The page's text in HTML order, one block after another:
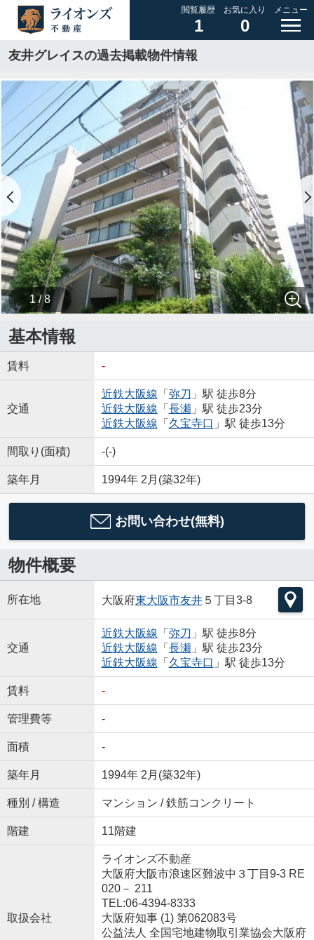
閲覧履歴
1
お気に入り
0
メニュー
友井グレイスの過去掲載物件情報
1 / 8
基本情報
賃料 -
交通
近鉄大阪線 「 弥刀 」駅 徒歩8分
近鉄大阪線 「 長瀬」駅 徒歩23分
近鉄大阪線 「 久宝寺口 」駅 徒歩13分
間取り(面積) -(-)
築年月 1994年 2月(築32年)
お問い合わせ(無料)
物件概要
所在地 大阪府東大阪市友井５丁目3-8
交通
近鉄大阪線 「 弥刀 」駅 徒歩8分
近鉄大阪線 「 長瀬」駅 徒歩23分
近鉄大阪線 「 久宝寺口 」駅 徒歩13分
賃料 -
管理費等 -
面積 -
築年月 1994年 2月(築32年)
種別 / 構造 マンション / 鉄筋コンクリート
階建 11階建
取扱会社
ライオンズ不動産
大阪府大阪市浪速区難波中３丁目9-3 RE
020－ 211
TEL:06-4394-8333
大阪府知事 (1) 第062083号
公益法人 全国宅地建物取引業協会大阪府